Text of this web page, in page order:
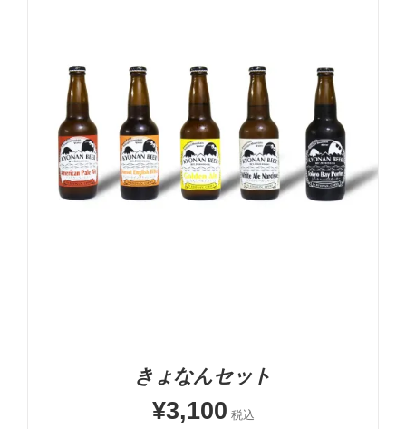
-
お買い物カゴに追加
詳細
きょなんセット
¥3,100 税込